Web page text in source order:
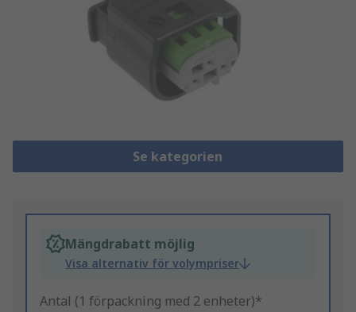
Se kategorien
Mängdrabatt möjlig
Visa alternativ för volympriser
Antal (1 förpackning med 2 enheter)*